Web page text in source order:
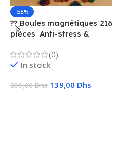
-55%
?? Boules magnétiques 216
pièces  Anti-stress &
(0)
In stock
309,00Dhs 139,00 Dhs